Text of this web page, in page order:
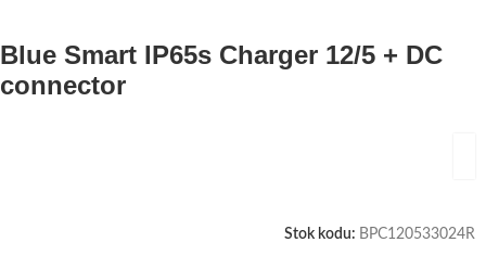
Blue Smart IP65s Charger 12/5 + DC
connector
Stok kodu: BPC120533024R